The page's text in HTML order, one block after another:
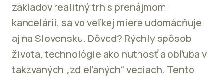
základov realitný trh s prenájmom
kancelárií, sa vo veľkej miere udomácňuje
aj na Slovensku. Dôvod? Rýchly spôsob
života, technológie ako nutnosť a obľuba v
takzvaných „zdieľaných“ veciach. Tento